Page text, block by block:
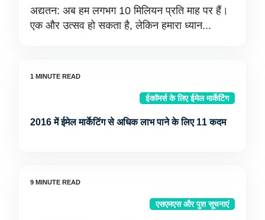
अद्यतन: अब हम लगभग 10 मिलियन प्रति माह पर हैं।
एक और उत्सव हो सकता है, लेकिन हमारा ध्यान...
ईकॉमर्स के लिए ईमेल मार्केटिंग
2016 में ईमेल मार्केटिंग से अधिक लाभ पाने के लिए 11 कदम
एसएमएस और पुश सूचनाएं